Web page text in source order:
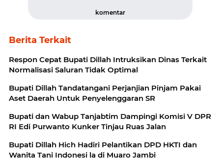
komentar
Berita Terkait
Respon Cepat Bupati Dillah Intruksikan Dinas Terkait
Normalisasi Saluran Tidak Optimal
Bupati Dillah Tandatangani Perjanjian Pinjam Pakai
Aset Daerah Untuk Penyelenggaran SR
Bupati dan Wabup Tanjabtim Dampingi Komisi V DPR
RI Edi Purwanto Kunker Tinjau Ruas Jalan
Bupati Dillah Hich Hadiri Pelantikan DPD HKTI dan
Wanita Tani Indonesi la di Muaro Jambi